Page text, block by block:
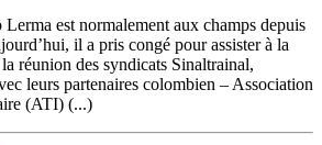
est normalement aux champs depuis
il a pris congé pour assister à la
réunion des syndicats Sinaltrainal,
leurs partenaires colombien – Association
(ATI) (...)